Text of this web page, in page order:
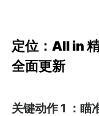
定位：All in
全面更新
关键动作 1 ：瞄